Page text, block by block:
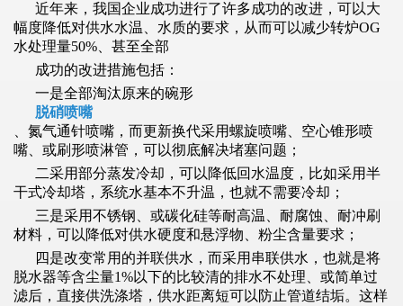
近年来，我国企业成功进行了许多成功的改进，可以大
幅度降低对供水水温、水质的要求，从而可以减少转炉OG
水处理量50%、甚至全部
成功的改进措施包括：
一是全部淘汰原来的碗形
脱硝喷嘴
、氮气通针喷嘴，而更新换代采用螺旋喷嘴、空心锥形喷
嘴、或刷形喷淋管，可以彻底解决堵塞问题；
二采用部分蒸发冷却，可以降低回水温度，比如采用半
干式冷却塔，系统水基本不升温，也就不需要冷却；
三是采用不锈钢、或碳化硅等耐高温、耐腐蚀、耐冲刷
材料，可以降低对供水硬度和悬浮物、粉尘含量要求；
四是改变常用的并联供水，而采用串联供水，也就是将
脱水器等含尘量1%以下的比较清的排水不处理、或简单过
滤后，直接供洗涤塔，供水距离短可以防止管道结垢。这样